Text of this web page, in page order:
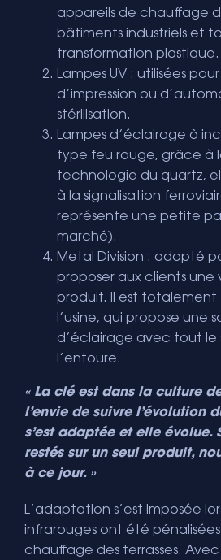
appareils de chauffage
bâtiments industriels et
transformation plastique.
Lampes UV : utilisées
d’impression ou
stérilisation.
Lampes d’éclairage à
type feu rouge, grâce à
technologie du quartz,
à la signalisation
représente une petite
marché).
Metal Division : adopté
proposer aux clients
produit. Il est totalement
l’usine, qui propose une
d’éclairage avec tout le
l’entoure.
« La clé est dans la culture
l’envie de suivre l’évolution
s’est adaptée et elle évolue.
restés sur un seul produit,
à ce jour. »
L’adaptation s’est imposée
infrarouges ont été
chauffage des terrasses.